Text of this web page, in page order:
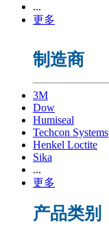
...
更多
制造商
3M
Dow
Humiseal
Techcon Systems
Henkel Loctite
Sika
...
更多
产品类别